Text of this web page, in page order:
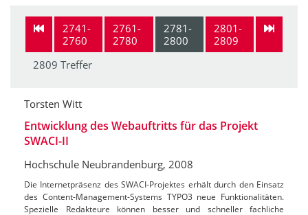
2741-
2760
2761-
2780
2781-
2800
2801-
2809
2809 Treffer
Torsten Witt
Entwicklung des Webauftritts für das Projekt
SWACI-II
Hochschule Neubrandenburg, 2008
Die Internetpräsenz des SWACI-Projektes erhält durch den Einsatz
des Content-Management-Systems TYPO3 neue Funktionalitäten.
Spezielle Redakteure können besser und schneller fachliche